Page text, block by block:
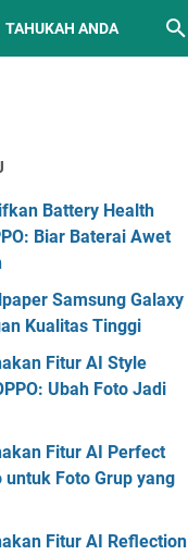
TAHUKAH ANDA
Battery Health
Biar Baterai Awet
Samsung Galaxy
Kualitas Tinggi
Fitur AI Style
Ubah Foto Jadi
Fitur AI Perfect
untuk Foto Grup yang
Fitur AI Reflection